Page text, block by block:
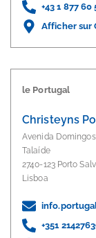
+43 1 877 60
Afficher sur
le Portugal
Christeyns
Avenida
Talaíde
2740-123 Porto
Lisboa
+351